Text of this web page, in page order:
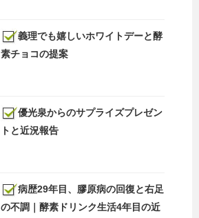
義理でも嬉しいホワイトデーと酵
素チョコの提案
優光泉からのサプライズプレゼン
トと近況報告
病歴29年目、膠原病の回復と右足
の不調｜酵素ドリンク生活4年目の近